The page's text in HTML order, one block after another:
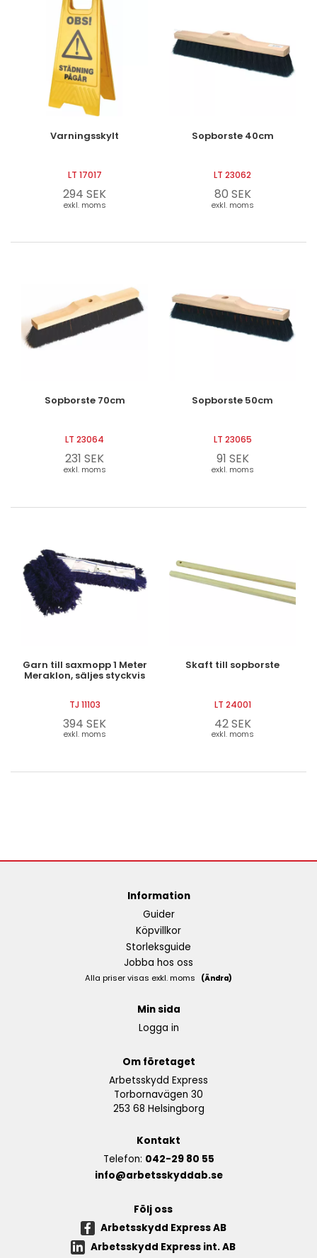
Varningsskylt
LT 17017
294 SEK
exkl. moms
Sopborste 40cm
LT 23062
80 SEK
exkl. moms
Sopborste 70cm
LT 23064
231 SEK
exkl. moms
Sopborste 50cm
LT 23065
91 SEK
exkl. moms
Garn till saxmopp 1 Meter
Meraklon, säljes styckvis
TJ 11103
394 SEK
exkl. moms
Skaft till sopborste
LT 24001
42 SEK
exkl. moms
Information
Guider
Köpvillkor
Storleksguide
Jobba hos oss
Alla priser visas exkl. moms (Ändra)
Min sida
Logga in
Om företaget
Arbetsskydd Express
Torbornavägen 30
253 68 Helsingborg
Kontakt
Telefon: 042-29 80 55
info@arbetsskyddab.se
Följ oss
Arbetsskydd Express AB
Arbetsskydd Express int. AB